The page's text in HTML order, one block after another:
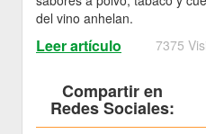
del vino anhelan.
Leer artículo 7375
Compartir en
Redes Sociales: